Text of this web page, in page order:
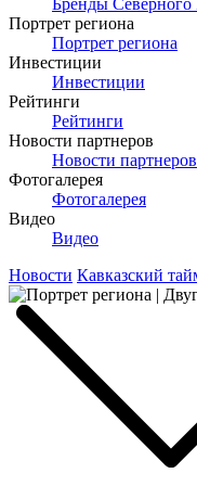
Бренды Северного
Портрет региона
Портрет региона
Инвестиции
Инвестиции
Рейтинги
Рейтинги
Новости партнеров
Новости партнеров
Фотогалерея
Фотогалерея
Видео
Видео
Новости Кавказский